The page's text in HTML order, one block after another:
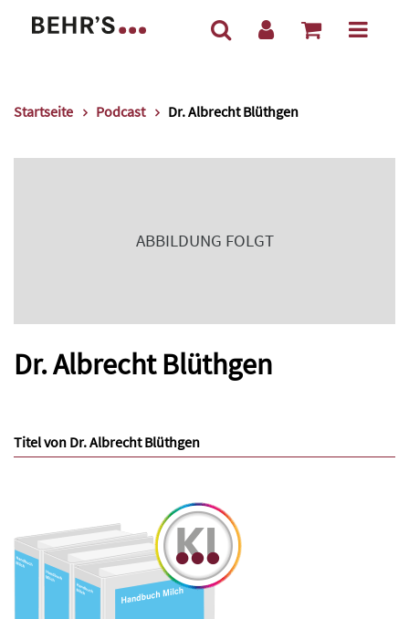
Startseite Podcast Dr. Albrecht Blüthgen
ABBILDUNG FOLGT
Dr. Albrecht Blüthgen
Titel von Dr. Albrecht Blüthgen